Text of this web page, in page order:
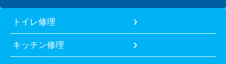
トイレ修理
キッチン修理